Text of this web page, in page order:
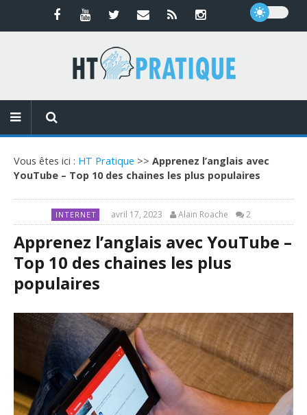
Vous êtes ici : HT Pratique >> Apprenez l’anglais avec
YouTube – Top 10 des chaines les plus populaires
INTERNET avril 17, 2023 Alain Roache 2
Apprenez l’anglais avec YouTube –
Top 10 des chaines les plus
populaires